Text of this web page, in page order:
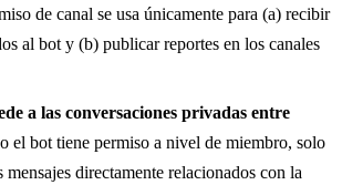
de canal se usa únicamente para (a) recibir
al bot y (b) publicar reportes en los canales
a las conversaciones privadas entre
el bot tiene permiso a nivel de miembro, solo
mensajes directamente relacionados con la